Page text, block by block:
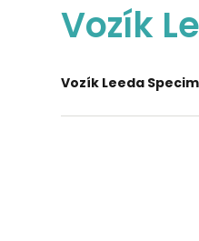
Vozík
Vozík Leeda